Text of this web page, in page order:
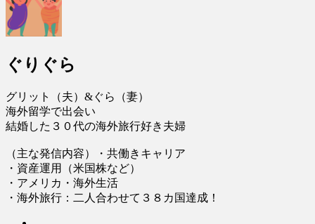
ぐりぐら
グリット（夫）&ぐら（妻）
海外留学で出会い
結婚した３０代の海外旅行好き夫婦
（主な発信内容）・共働きキャリア
・資産運用（米国株など）
・アメリカ・海外生活
・海外旅行：二人合わせて３８カ国達成！